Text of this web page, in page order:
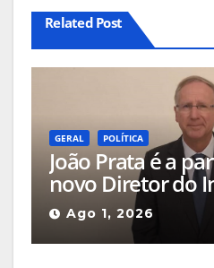
Related Post
GERAL POLÍTICA
João Prata é a
novo Diretor do
Emprego e
Profissional da
Ago 1, 2026